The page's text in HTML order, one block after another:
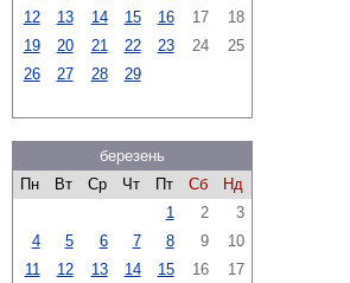
12
13 14 15 16 17
18
19
20 21 22 23 24
25
26
27 28 29
березень
Пн
Вт Ср Чт Пт Сб
Нд
1
2
3
4
5 6 7 8 9
10
11
12 13 14 15 16
17